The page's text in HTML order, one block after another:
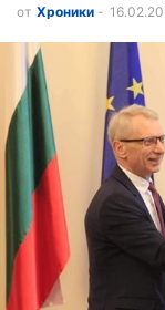
от Хроники -